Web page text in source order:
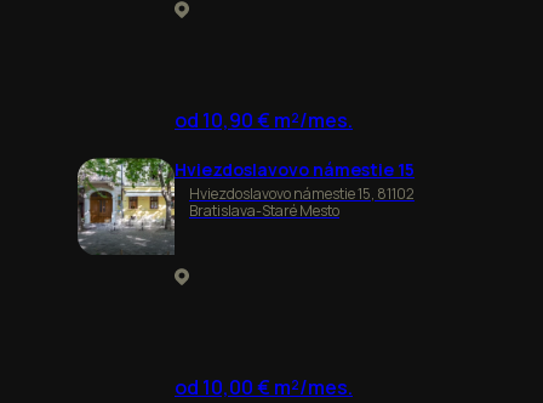
od 10,90 € m²/mes.
Hviezdoslavovo námestie 15
Hviezdoslavovo námestie 15, 81102
Bratislava-Staré Mesto
od 10,00 € m²/mes.